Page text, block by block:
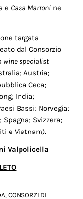
e Casa Marroni nel
targata
dal Consorzio
wine specialist
Austria;
Ceca;
India;
Bassi; Norvegia;
Spagna; Svizzera;
e Vietnam).
Valpolicella
,CONSORZI DI